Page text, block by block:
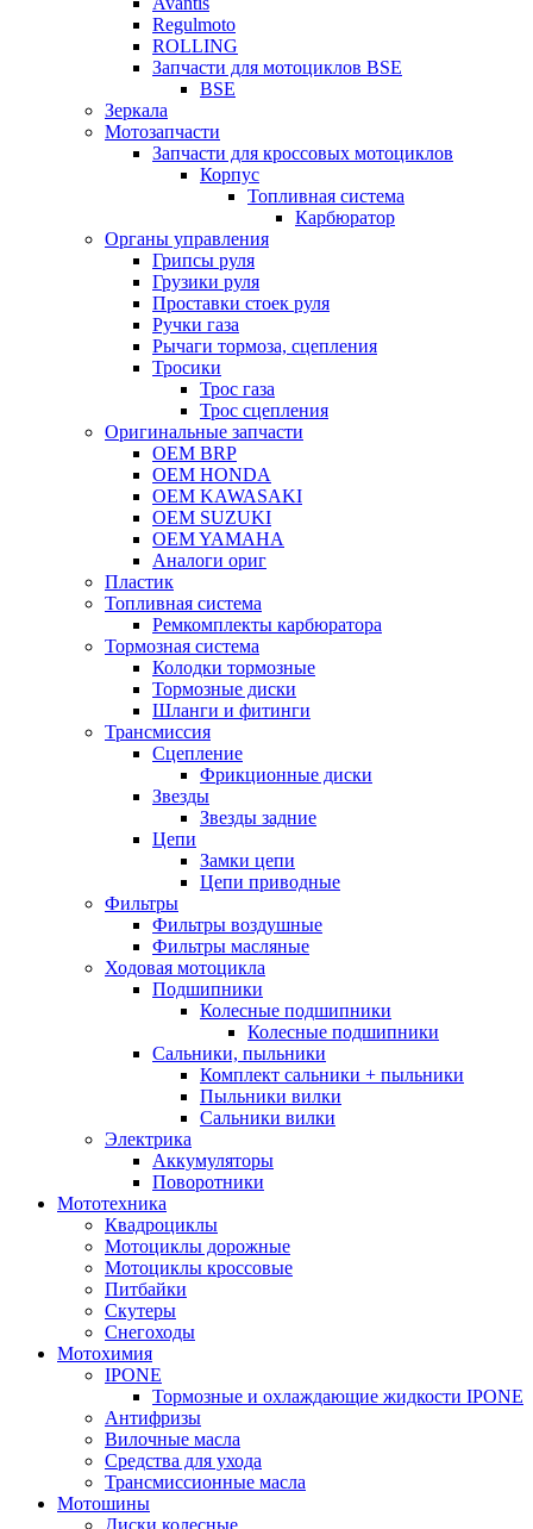
Regulmoto
ROLLING
Запчасти для мотоциклов BSE
BSE
Зеркала
Мотозапчасти
Запчасти для кроссовых мотоциклов
Корпус
Топливная система
Карбюратор
Органы управления
Грипсы руля
Грузики руля
Проставки стоек руля
Ручки газа
Рычаги тормоза, сцепления
Тросики
Трос газа
Трос сцепления
Оригинальные запчасти
OEM BRP
OEM HONDA
OEM KAWASAKI
OEM SUZUKI
OEM YAMAHA
Аналоги ориг
Пластик
Топливная система
Ремкомплекты карбюратора
Тормозная система
Колодки тормозные
Тормозные диски
Шланги и фитинги
Трансмиссия
Cцепление
Фрикционные диски
Звезды
Звезды задние
Цепи
Замки цепи
Цепи приводные
Фильтры
Фильтры воздушные
Фильтры масляные
Ходовая мотоцикла
Подшипники
Колесные подшипники
Колесные подшипники
Сальники, пыльники
Комплект сальники + пыльники
Пыльники вилки
Сальники вилки
Электрика
Аккумуляторы
Поворотники
Мототехника
Квадроциклы
Мотоциклы дорожные
Мотоциклы кроссовые
Питбайки
Скутеры
Снегоходы
Мотохимия
IPONE
Тормозные и охлаждающие жидкости IPONE
Антифризы
Вилочные масла
Средства для ухода
Трансмиссионные масла
Мотошины
Диски колесные